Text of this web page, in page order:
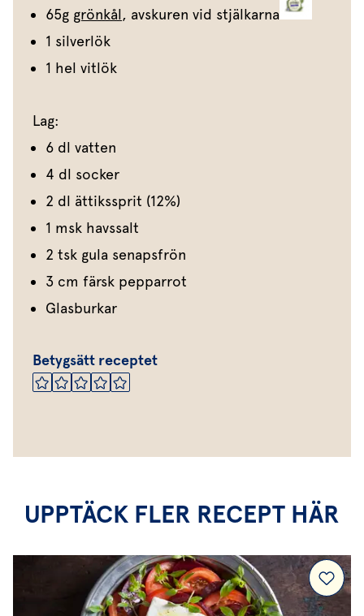
65g grönkål, avskuren vid stjälkarna
1 silverlök
1 hel vitlök
Lag:
6 dl vatten
4 dl socker
2 dl ättikssprit (12%)
1 msk havssalt
2 tsk gula senapsfrön
3 cm färsk pepparrot
Glasburkar
Betygsätt receptet
UPPTÄCK FLER RECEPT HÄR